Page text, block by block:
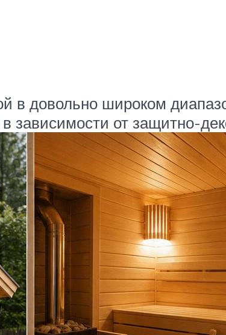
довольно широком
зависимости от защитно-